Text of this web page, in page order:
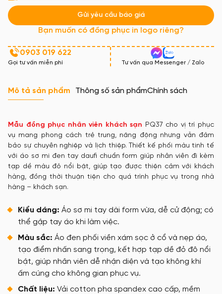
Gửi yêu cầu báo giá
Bạn muốn có đồng phục in logo riêng?
0903 019 622
Gọi tư vấn miễn phí Tư vấn qua Messenger / Zalo
Mô tả sản phẩm Thông số sản phẩmChính sách
Mẫu đồng phục nhân viên khách sạn PQ37 cho vị trí phục
vụ mang phong cách trẻ trung, năng động nhưng vẫn đảm
bảo sự chuyên nghiệp và lịch thiệp. Thiết kế phối màu tinh tế
với áo sơ mi đen tay daufi chuẩn form giúp nhân viên đi kèm
tạp dề màu đỏ nổi bật, giúp tạo được thiện cảm với khách
hàng, đồng thời thuận tiện cho quá trình phục vụ trong nhà
hàng – khách sạn.
Kiểu dáng: Áo sơ mi tay dài form vừa, dễ cử động; có
thể gập tay áo khi làm việc.
Màu sắc: Áo đen phối viền xám sọc ở cổ và nẹp áo,
tạo điểm nhấn sang trọng, kết hợp tạp dề đỏ đô nổi
bật, giúp nhân viên dễ nhận diện và tạo không khí
ấm cúng cho không gian phục vụ.
Chất liệu: Vải cotton pha spandex cao cấp, mềm